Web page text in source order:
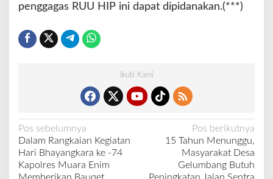
penggagas RUU HIP ini dapat dipidanakan.(***)
Ikuti Kami
N
a
v
Pos sebelumnya
Dalam Rangkaian Kegiatan
Hari Bhayangkara ke -74
Kapolres Muara Enim
Memberikan Bauqet
Pos berikutnya
15 Tahun Menunggu,
Masyarakat Desa
Gelumbang Butuh
Peningkatan Jalan Sentra